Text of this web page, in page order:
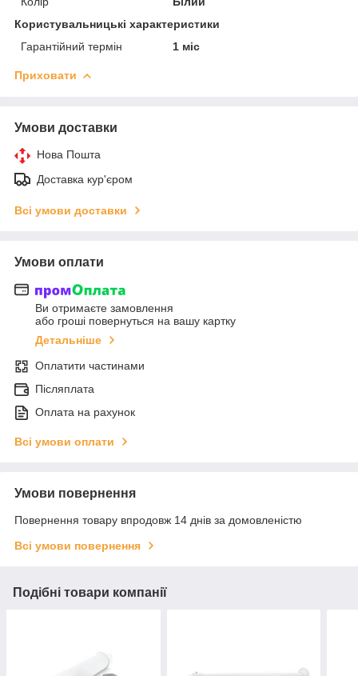
Користувальницькі характеристики
Гарантійний термін
1 міс
Приховати
Умови доставки
Нова Пошта
Доставка кур'єром
Всі умови доставки
Умови оплати
Ви отримаєте замовлення
або гроші повернуться на вашу картку
Детальніше
Оплатити частинами
Післяплата
Оплата на рахунок
Всі умови оплати
Умови повернення
Повернення товару впродовж 14 днів за домовленістю
Всі умови повернення
Подібні товари компанії